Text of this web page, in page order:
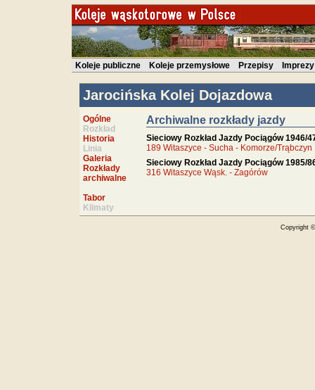
Koleje publiczne Koleje przemysłowe Przepisy Imprezy
Jarocińska Kolej Dojazdowa
Ogólne
Rozkład
Historia
Linia
Galeria
Rozkłady
archiwalne
Tabor
Klimaty
Archiwalne rozkłady jazdy
Sieciowy Rozkład Jazdy Pociągów 1946/
189 Witaszyce - Sucha - Komorze/Trąbczyn
Sieciowy Rozkład Jazdy Pociągów 1985/
316 Witaszyce Wąsk. - Zagórów
Copyright